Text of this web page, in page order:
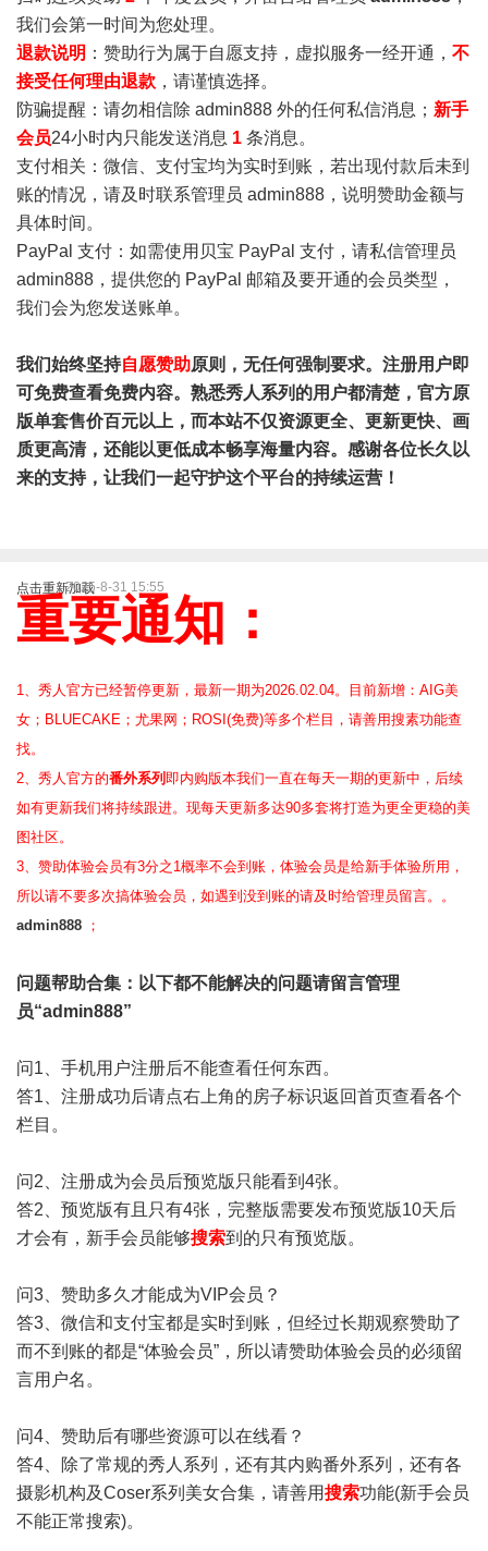
我们会第一时间为您处理。
退款说明 ：赞助行为属于自愿支持，虚拟服务一经开通， 不
接受任何理由退款 ，请谨慎选择。
防骗提醒：请勿相信除 admin888 外的任何私信消息； 新手
会员24小时内只能发送消息 1 条消息。
支付相关：微信、支付宝均为实时到账，若出现付款后未到
账的情况，请及时联系管理员 admin888，说明赞助金额与
具体时间。
PayPal 支付：如需使用贝宝 PayPal 支付，请私信管理员
admin888，提供您的 PayPal 邮箱及要开通的会员类型，
我们会为您发送账单。
我们始终坚持自愿赞助原则，无任何强制要求。注册用户即
可免费查看免费内容。熟悉秀人系列的用户都清楚，官方原
版单套售价百元以上，而本站不仅资源更全、更新更快、画
质更高清，还能以更低成本畅享海量内容。感谢各位长久以
来的支持，让我们一起守护这个平台的持续运营！
点击重新加载2025-8-31 15:55
重要通知：
1、秀人官方已经暂停更新，最新一期为2026.02.04。目前新增：AIG美
女；BLUECAKE；尤果网；ROSI(免费)等多个栏目，请善用搜素功能查
找。
2、 秀人官方的番外系列 即内购版本我们一直在每天一期的更新中，后续
如有更新我们将持续跟进。现每天更新多达90多套将打造为更全更稳的美
图社区。
3、赞助体验会员有3分之1概率不会到账，体验会员是给新手体验所用，
所以请不要多次搞体验会员，如遇到没到账的请及时给管理员留言。。
admin888 ；
问题帮助合集 ：以下都不能解决的问题请留言管理
员“admin888”
问1、手机用户注册后不能查看任何东西。
答1、注册成功后请点右上角的房子标识返回首页查看各个
栏目。
问2、注册成为会员后预览版只能看到4张。
答2、预览版有且只有4张，完整版需要发布预览版10天后
才会有，新手会员能够搜索到的只有预览版。
问3、赞助多久才能成为VIP会员？
答3、微信和支付宝都是实时到账，但经过长期观察赞助了
而不到账的都是“体验会员”，所以请赞助体验会员的必须留
言用户名。
问4、赞助后有哪些资源可以在线看？
答4、除了常规的秀人系列，还有其内购番外系列，还有各
摄影机构及Coser系列美女合集，请善用搜索功能(新手会员
不能正常搜索)。